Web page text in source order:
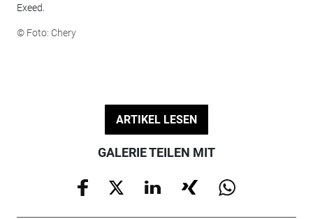
Exeed.
© Foto: Chery
ARTIKEL LESEN
GALERIE TEILEN MIT